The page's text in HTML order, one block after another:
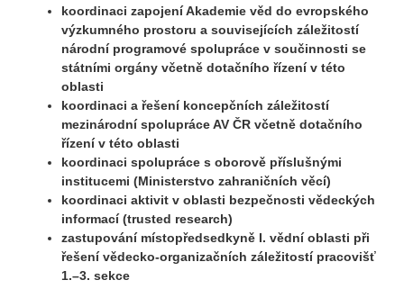
koordinaci zapojení Akademie věd do evropského
výzkumného prostoru a souvisejících záležitostí
národní programové spolupráce v součinnosti se
státními orgány včetně dotačního řízení v této
oblasti
koordinaci a řešení koncepčních záležitostí
mezinárodní spolupráce AV ČR včetně dotačního
řízení v této oblasti
koordinaci spolupráce s oborově příslušnými
institucemi (Ministerstvo zahraničních věcí)
koordinaci aktivit v oblasti bezpečnosti vědeckých
informací (trusted research)
zastupování místopředsedkyně I. vědní oblasti při
řešení vědecko-organizačních záležitostí pracovišť
1.–3. sekce